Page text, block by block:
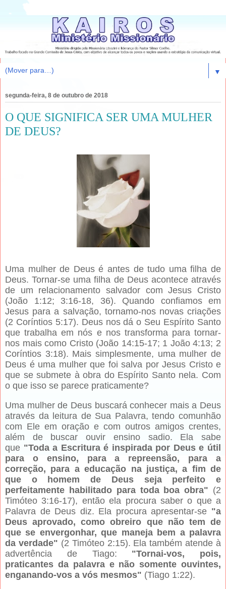
▼
segunda-feira, 8 de outubro de 2018
O QUE SIGNIFICA SER UMA MULHER
DE DEUS?
Uma mulher de Deus é antes de tudo uma filha de
Deus. Tornar-se uma filha de Deus acontece através
de um relacionamento salvador com Jesus Cristo
(João 1:12; 3:16-18, 36). Quando confiamos em
Jesus para a salvação, tornamo-nos novas criações
(2 Coríntios 5:17). Deus nos dá o Seu Espírito Santo
que trabalha em nós e nos transforma para tornar-
nos mais como Cristo (João 14:15-17; 1 João 4:13; 2
Coríntios 3:18). Mais simplesmente, uma mulher de
Deus é uma mulher que foi salva por Jesus Cristo e
que se submete à obra do Espírito Santo nela. Com
o que isso se parece praticamente?
Uma mulher de Deus buscará conhecer mais a Deus
através da leitura de Sua Palavra, tendo comunhão
com Ele em oração e com outros amigos crentes,
além de buscar ouvir ensino sadio. Ela sabe
que "Toda a Escritura é inspirada por Deus e útil
para o ensino, para a repreensão, para a
correção, para a educação na justiça, a fim de
que o homem de Deus seja perfeito e
perfeitamente habilitado para toda boa obra" (2
Timóteo 3:16-17), então ela procura saber o que a
Palavra de Deus diz. Ela procura apresentar-se "a
Deus aprovado, como obreiro que não tem de
que se envergonhar, que maneja bem a palavra
da verdade" (2 Timóteo 2:15). Ela também atende à
advertência de Tiago: "Tornai-vos, pois,
praticantes da palavra e não somente ouvintes,
enganando-vos a vós mesmos" (Tiago 1:22).